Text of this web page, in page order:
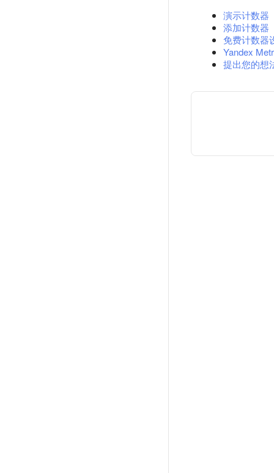
演示计数器
添加计数器
免费计数器
Yandex
提出您的想